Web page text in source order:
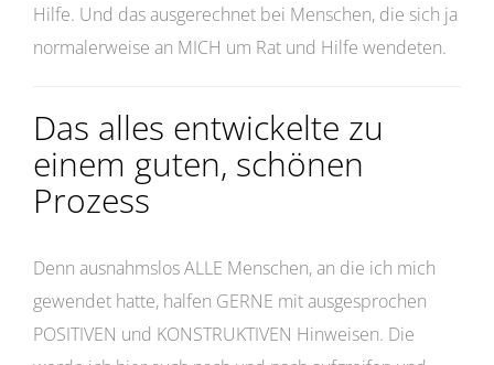
Hilfe. Und das ausgerechnet bei Menschen, die sich ja
normalerweise an MICH um Rat und Hilfe wendeten.
Das alles entwickelte zu
einem guten, schönen
Prozess
Denn ausnahmslos ALLE Menschen, an die ich mich
gewendet hatte, halfen GERNE mit ausgesprochen
POSITIVEN und KONSTRUKTIVEN Hinweisen. Die